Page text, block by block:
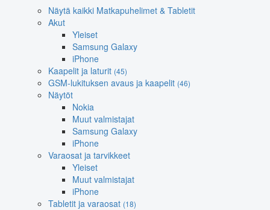
Näytä kaikki Matkapuhelimet & Tabletit
Akut
Yleiset
Samsung Galaxy
iPhone
Kaapelit ja laturit (45)
GSM-lukituksen avaus ja kaapelit (46)
Näytöt
Nokia
Muut valmistajat
Samsung Galaxy
iPhone
Varaosat ja tarvikkeet
Yleiset
Muut valmistajat
iPhone
Tabletit ja varaosat (18)